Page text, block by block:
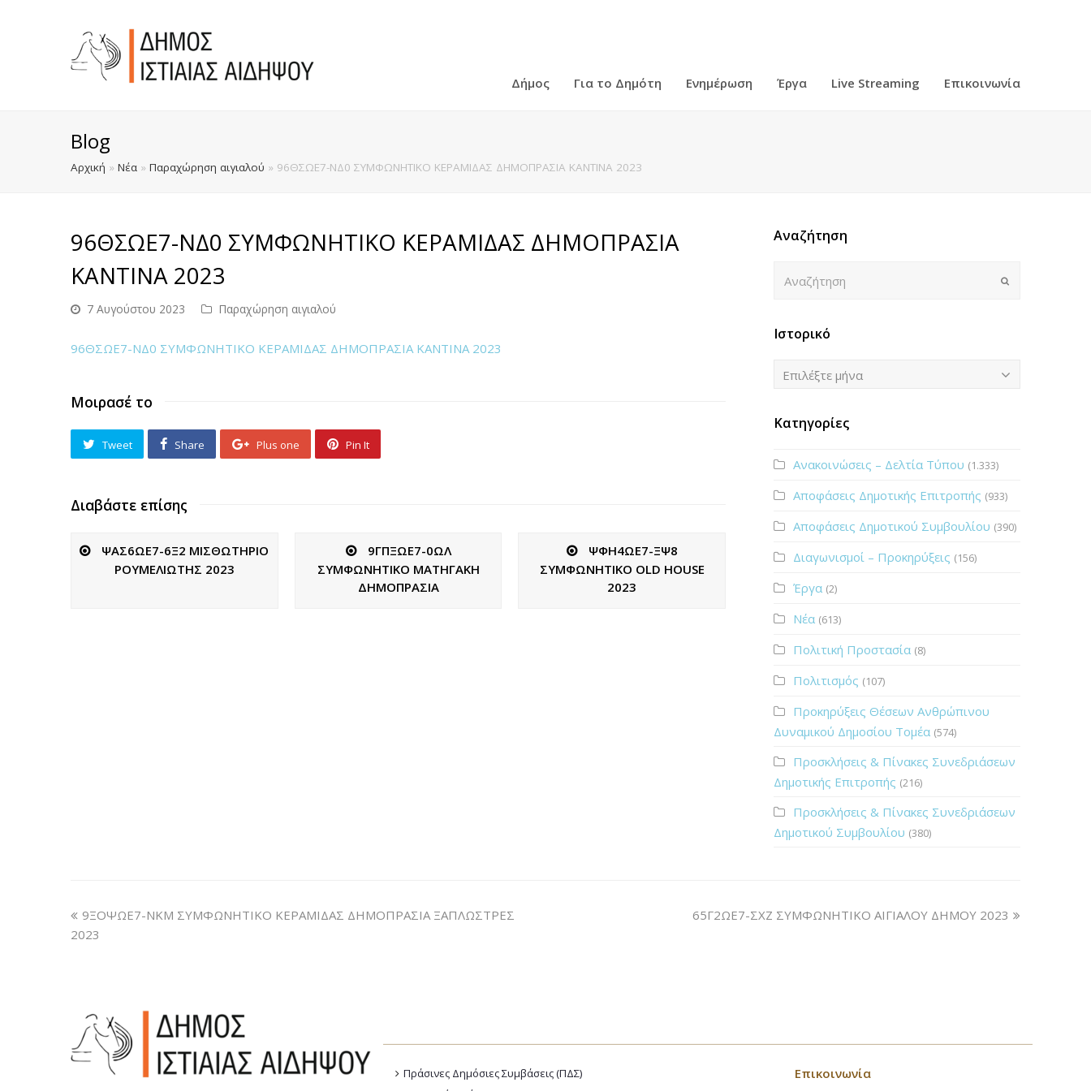
Δήμος Για το Δημότη Ενημέρωση Έργα Live Streaming Επικοινωνία
Blog
Αρχική » Νέα » Παραχώρηση αιγιαλού » 96ΘΣΩΕ7-ΝΔ0 ΣΥΜΦΩΝΗΤΙΚΟ ΚΕΡΑΜΙΔΑΣ ΔΗΜΟΠΡΑΣΙΑ ΚΑΝΤΙΝΑ 2023
96ΘΣΩΕ7-ΝΔ0 ΣΥΜΦΩΝΗΤΙΚΟ ΚΕΡΑΜΙΔΑΣ ΔΗΜΟΠΡΑΣΙΑ
ΚΑΝΤΙΝΑ 2023
7 Αυγούστου 2023 Παραχώρηση αιγιαλού
96ΘΣΩΕ7-ΝΔ0 ΣΥΜΦΩΝΗΤΙΚΟ ΚΕΡΑΜΙΔΑΣ ΔΗΜΟΠΡΑΣΙΑ ΚΑΝΤΙΝΑ 2023
Μοιρασέ το
Tweet Share Plus one Pin It
Διαβάστε επίσης
ΨΑΣ6ΩΕ7-6Ξ2 ΜΙΣΘΩΤΗΡΙΟ
ΡΟΥΜΕΛΙΩΤΗΣ 2023
9ΓΠΞΩΕ7-0ΩΛ
ΣΥΜΦΩΝΗΤΙΚΟ ΜΑΤΗΓΑΚΗ
ΔΗΜΟΠΡΑΣΙΑ
ΨΦΗ4ΩΕ7-ΞΨ8
ΣΥΜΦΩΝΗΤΙΚΟ OLD HOUSE
2023
Αναζήτηση
Ιστορικό
Ιστορικό
Επιλέξτε μήνα
Κατηγορίες
Ανακοινώσεις – Δελτία Τύπου (1.333)
Αποφάσεις Δημοτικής Επιτροπής (933)
Αποφάσεις Δημοτικού Συμβουλίου (390)
Διαγωνισμοί – Προκηρύξεις (156)
Έργα (2)
Νέα (613)
Πολιτική Προστασία (8)
Πολιτισμός (107)
Προκηρύξεις Θέσεων Ανθρώπινου
Δυναμικού Δημοσίου Τομέα (574)
Προσκλήσεις & Πίνακες Συνεδριάσεων
Δημοτικής Επιτροπής (216)
Προσκλήσεις & Πίνακες Συνεδριάσεων
Δημοτικού Συμβουλίου (380)
9ΞΟΨΩΕ7-ΝΚΜ ΣΥΜΦΩΝΗΤΙΚΟ ΚΕΡΑΜΙΔΑΣ ΔΗΜΟΠΡΑΣΙΑ ΞΑΠΛΩΣΤΡΕΣ
2023
65Γ2ΩΕ7-ΣΧΖ ΣΥΜΦΩΝΗΤΙΚΟ ΑΙΓΙΑΛΟΥ ΔΗΜΟΥ 2023
Πράσινες Δημόσιες Συμβάσεις (ΠΔΣ)
Επικοινωνία